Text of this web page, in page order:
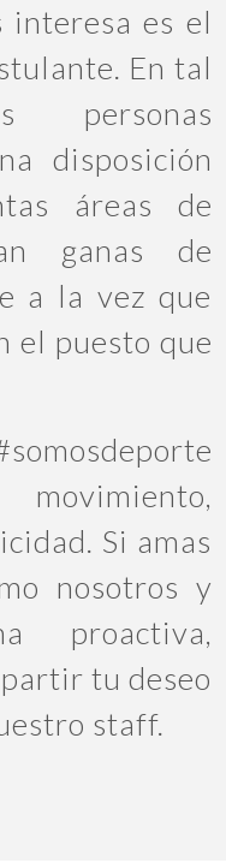
interesa es el
En tal
personas
disposición
áreas de
ganas de
a la vez que
el puesto que
Si amas
nosotros y
proactiva,
tu deseo
staff.